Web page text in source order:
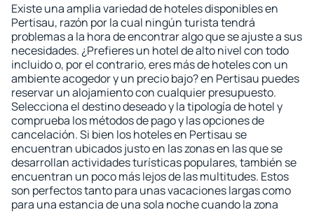
Existe una amplia variedad de hoteles disponibles en
Pertisau, razón por la cual ningún turista tendrá
problemas a la hora de encontrar algo que se ajuste a sus
necesidades. ¿Prefieres un hotel de alto nivel con todo
incluido o, por el contrario, eres más de hoteles con un
ambiente acogedor y un precio bajo? en Pertisau puedes
reservar un alojamiento con cualquier presupuesto.
Selecciona el destino deseado y la tipología de hotel y
comprueba los métodos de pago y las opciones de
cancelación. Si bien los hoteles en Pertisau se
encuentran ubicados justo en las zonas en las que se
desarrollan actividades turísticas populares, también se
encuentran un poco más lejos de las multitudes. Estos
son perfectos tanto para unas vacaciones largas como
para una estancia de una sola noche cuando la zona